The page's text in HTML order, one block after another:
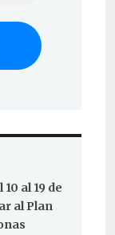
al 19 de
al Plan